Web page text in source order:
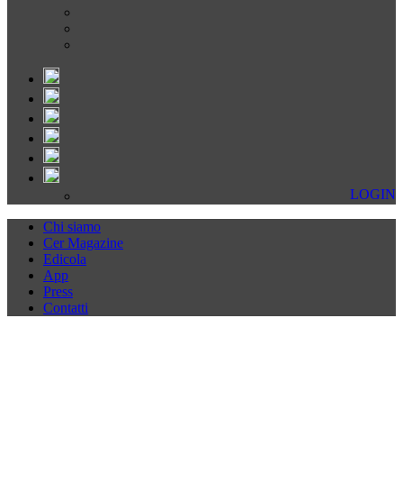
LOGIN
Chi siamo
Cer Magazine
Edicola
App
Press
Contatti